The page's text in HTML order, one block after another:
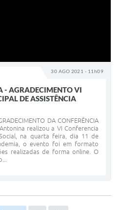
30 AGO 2021 - 11h09
- AGRADECIMENTO VI
DE ASSISTÊNCIA
DA CONFERÊNCIA
realizou a VI Conferencia
na quarta feira, dia 11 de
o evento foi em formato
realizadas de forma online. O